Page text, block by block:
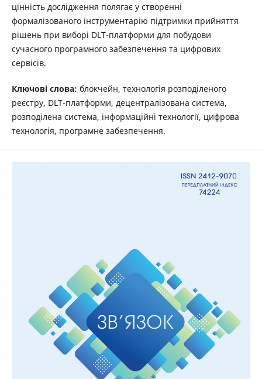
цінність дослідження полягає у створенні
формалізованого інструментарію підтримки прийняття
рішень при виборі DLT-платформи для побудови
сучасного програмного забезпечення та цифрових
сервісів.
Ключові слова: блокчейн, технологія розподіленого
реєстру, DLT-платформи, децентралізована система,
розподілена система, інформаційні технології, цифрова
технологія, програмне забезпечення.